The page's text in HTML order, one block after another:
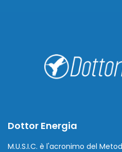
Dottor Energia
M.U.S.I.C. è l'acronimo del